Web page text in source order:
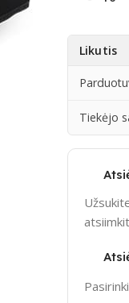
Likutis
Tiekėjo